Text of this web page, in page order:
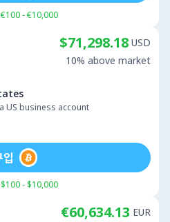
€100 - €10,000
US business account
$71,298.18 USD
10% above market
$100 - $10,000
입
€60,634.13 EUR